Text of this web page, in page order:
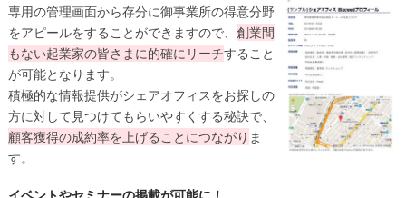
専用の管理画面から存分に御事業所の得意分野
をアピールをすることができますので、 創業間
もない起業家の皆さまに的確にリーチすること
が可能となります。
積極的な情報提供がシェアオフィスをお探しの
方に対して見つけてもらいやすくする秘訣で、
顧客獲得の成約率を上げることにつながり ま
す。